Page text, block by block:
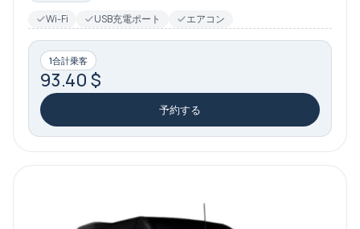
Wi-Fi
USB充電ポート エアコン
1合計乗客
93.40 $
予約する